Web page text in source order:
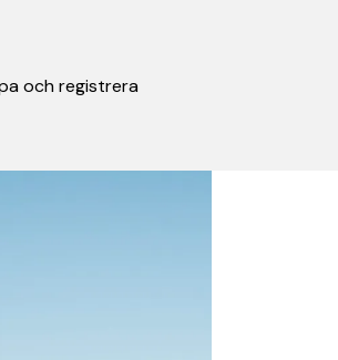
och registrera